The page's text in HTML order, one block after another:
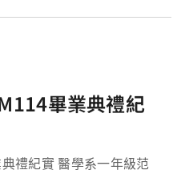
of Texas at Austin,
畢業典禮紀
系一年級范